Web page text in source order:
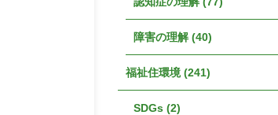
障害の理解 (40)
福祉住環境 (241)
SDGs (2)